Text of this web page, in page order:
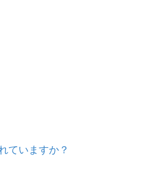
ていますか？